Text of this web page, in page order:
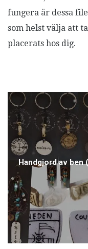
Handgjord av ben
fungera är dessa
som helst välja att
placerats hos dig.